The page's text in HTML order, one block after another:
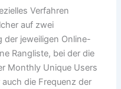
Verfahren
auf zwei
der jeweiligen Online-
Rangliste, bei der die
Monthly Unique Users
die Frequenz der